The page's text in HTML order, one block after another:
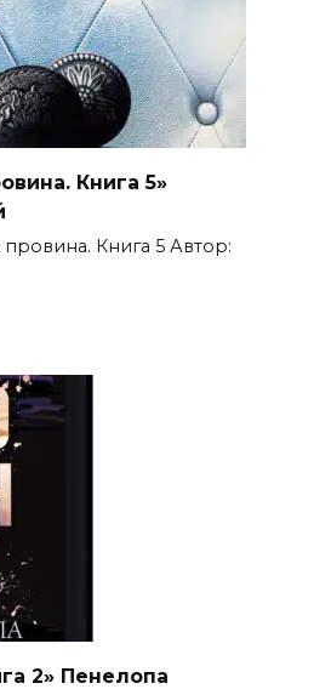
Книга 5»
провина. Книга 5 Автор:
2» Пенелопа